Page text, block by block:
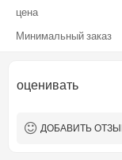
цена
Минимальный заказ
оценивать
ДОБАВИТЬ